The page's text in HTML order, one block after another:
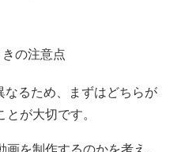
るため、まずはどちらが
が大切です。
を制作するのかを考え、